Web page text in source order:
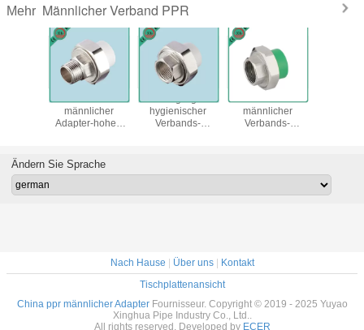
Mehr Männlicher Verband PPR
Stabiler der
männlicher
Adapter-hohen
Ppr-
Wasserleitungs-
Nicht giftiger
hygienischer
Verbands-
männlicher
Höherer
männlicher
Verbands-
Fluss-Kapazitäts-
Ändern Sie Sprache
Nach Hause Über uns|
Kontakt
Tischplattenansicht
China ppr männlicher AdapterFournisseur. Copyright © 2019 - 2025 Yuyao
Xinghua Pipe Industry Co., Ltd..
All rights reserved. Developed by ECER